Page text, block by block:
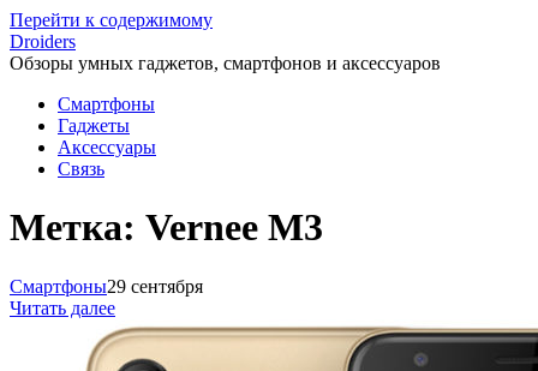
Перейти к содержимому
Droiders
Обзоры умных гаджетов, смартфонов и аксессуаров
Смартфоны
Гаджеты
Аксессуары
Связь
Метка: Vernee M3
Смартфоны29 сентября
Читать далее